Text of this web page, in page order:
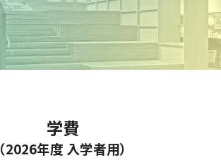
学費
（2026年度 入学者用）